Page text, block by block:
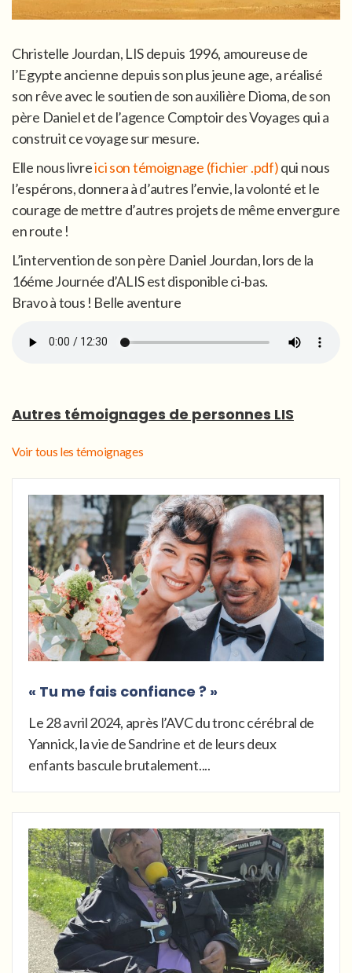
Christelle Jourdan, LIS depuis 1996, amoureuse de
l’Egypte ancienne depuis son plus jeune age, a réalisé
son rêve avec le soutien de son auxilière Dioma, de son
père Daniel et de l’agence Comptoir des Voyages qui a
construit ce voyage sur mesure.
Elle nous livreici son témoignage (fichier .pdf)qui nous
l’espérons, donnera à d’autres l’envie, la volonté et le
courage de mettre d’autres projets de même envergure
en route !
L’intervention de son père Daniel Jourdan, lors de la
16éme Journée d’ALIS est disponible ci-bas.
Bravo à tous ! Belle aventure
Autres témoignages de personnes LIS
Voir tous les témoignages
« Tu me fais confiance ? »
Le 28 avril 2024, après l’AVC du tronc cérébral de
Yannick, la vie de Sandrine et de leurs deux
enfants bascule brutalement....